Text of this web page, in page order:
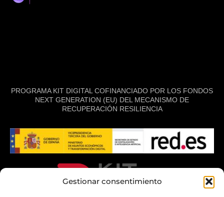
Gestionar consentimiento
PROGRAMA KIT DIGITAL COFINANCIADO POR LOS FONDOS
NEXT GENERATION (EU) DEL MECANISMO DE
RECUPERACIÓN RESILIENCIA